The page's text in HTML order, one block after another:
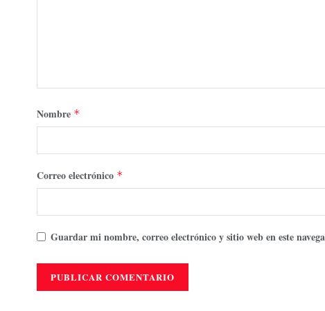
Nombre *
Correo electrónico *
Guardar mi nombre, correo electrónico y sitio web en este